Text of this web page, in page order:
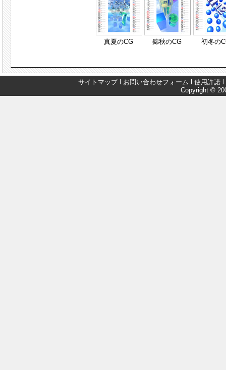
真夏のCG 錦秋のCG 初冬の
サイトマップl お問い合わせフォーム 使用許諾
Copyright ©